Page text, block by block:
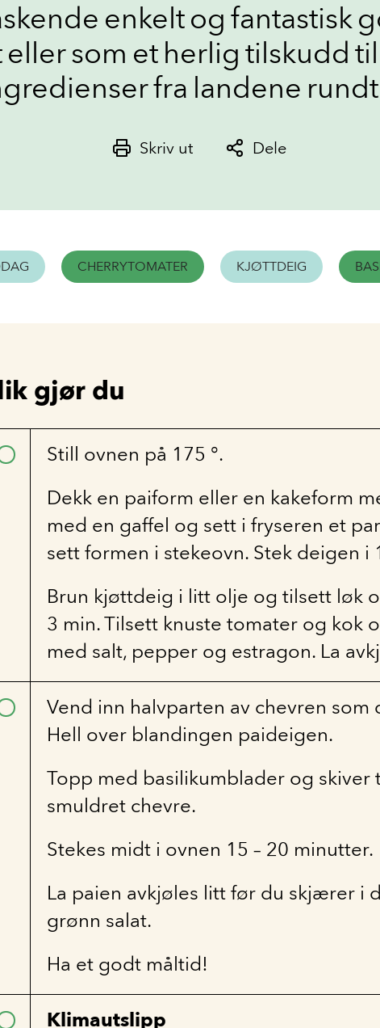
enkelt og fantastisk
som et herlig tilskudd
fra landene
Skriv ut Dele
CHERRYTOMATER KJØTTDEIG
gjør du
Still ovnen på 175 °.
Dekk en paiform eller en kakeform
med en gaffel og sett i fryseren et
sett formen i stekeovn. Stek deigen i
Brun kjøttdeig i litt olje og tilsett løk
3 min. Tilsett knuste tomater og kok
med salt, pepper og estragon. La
Vend inn halvparten av chevren
Hell over blandingen paideigen.
Topp med basilikumblader og skiver
smuldret chevre.
Stekes midt i ovnen 15 – 20 minutter.
La paien avkjøles litt før du skjærer i
grønn salat.
Ha et godt måltid!
Klimautslipp